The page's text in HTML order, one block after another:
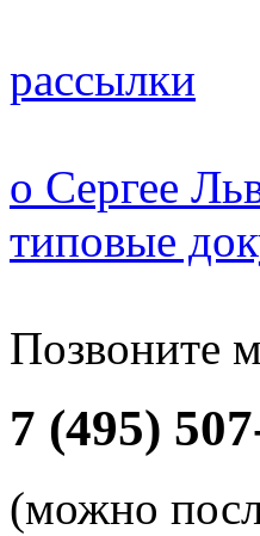
рассылки
о Сергее
типовые
Позвоните
7 (495)
(можно